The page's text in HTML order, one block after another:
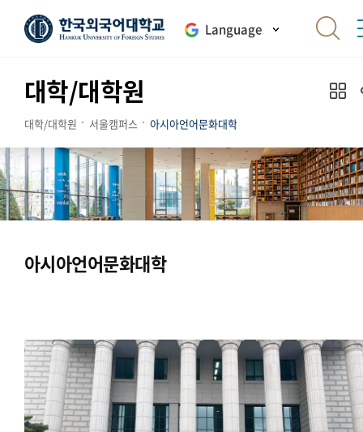
Language
대학/대학원
대학/대학원 서울캠퍼스 아시아언어문화대학
아시아언어문화대학